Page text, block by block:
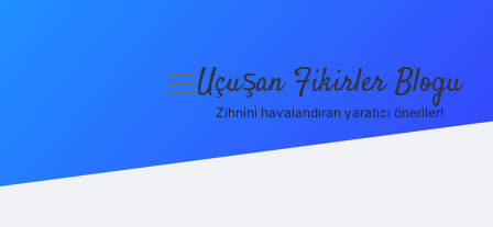
menüyü
Uçuşan Fikirler Blogu
Zihnini havalandıran yaratıcı öneriler!